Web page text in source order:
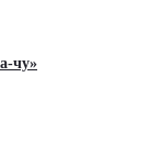
чу»